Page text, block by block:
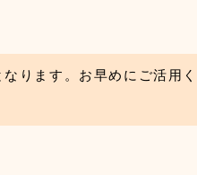
ります。お早めにご活用く